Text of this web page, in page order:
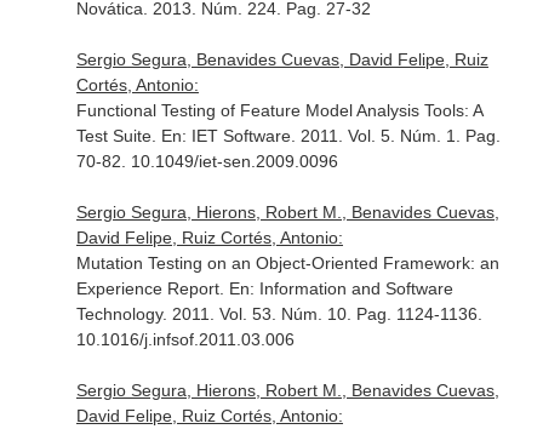
Novática . 2013. Núm. 224. Pag. 27-32
Sergio Segura, Benavides Cuevas, David Felipe, Ruiz
Cortés, Antonio:
Functional Testing of Feature Model Analysis Tools: A
Test Suite. En: IET Software. 2011. Vol. 5. Núm. 1. Pag.
70-82. 10.1049/iet-sen.2009.0096
Sergio Segura, Hierons, Robert M., Benavides Cuevas,
David Felipe, Ruiz Cortés, Antonio:
Mutation Testing on an Object-Oriented Framework: an
Experience Report. En: Information and Software
Technology. 2011. Vol. 53. Núm. 10. Pag. 1124-1136.
10.1016/j.infsof.2011.03.006
Sergio Segura, Hierons, Robert M., Benavides Cuevas,
David Felipe, Ruiz Cortés, Antonio: